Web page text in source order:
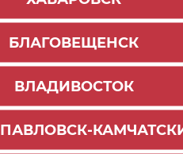
БЛАГОВЕЩЕНСК
ВЛАДИВОСТОК